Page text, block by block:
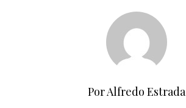
Por Alfredo Estrada